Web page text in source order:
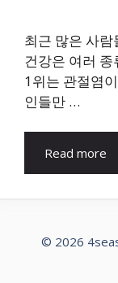
최근 많은 사
건강은 여러
1위는 관절염
인들만 …
Read more
© 2026